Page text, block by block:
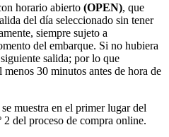
horario abierto (OPEN), que
del día seleccionado sin tener
siempre sujeto a
del embarque. Si no hubiera
salida; por lo que
30 minutos antes de hora de
muestra en el primer lugar del
2 del proceso de compra online.